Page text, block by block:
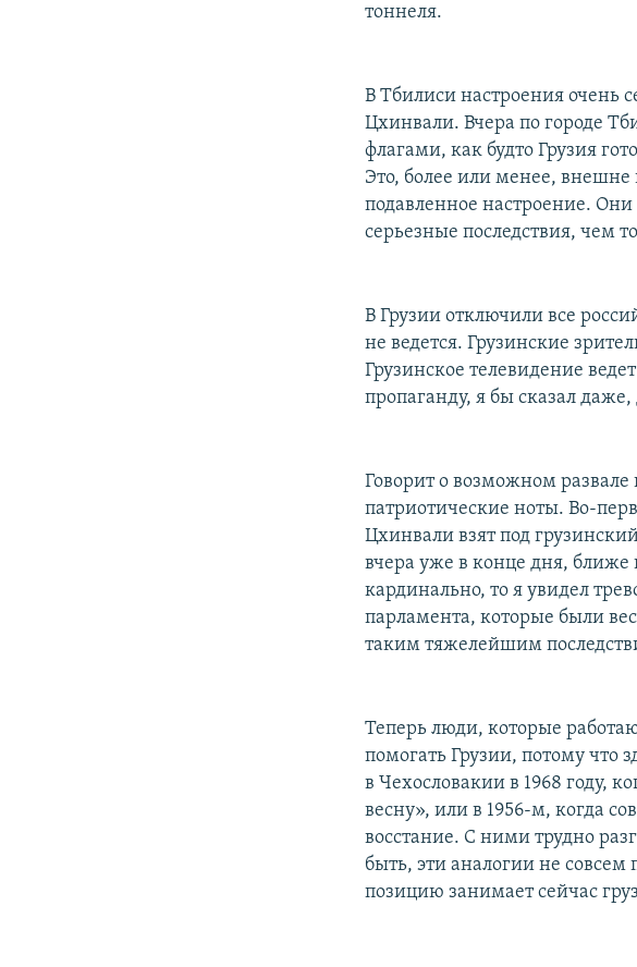
тоннеля.
В Тбилиси настроения очень
Цхинвали. Вчера по городе
флагами, как будто Грузия
Это, более или менее,
подавленное настроение. Они
серьезные последствия, чем
В Грузии отключили все
не ведется. Грузинские
Грузинское телевидение
пропаганду, я бы сказал
Говорит о возможном
патриотические ноты. Во-
Цхинвали взят под
вчера уже в конце дня, ближе
кардинально, то я увидел
парламента, которые были
таким тяжелейшим
Теперь люди, которые
помогать Грузии, потому что
в Чехословакии в 1968 году,
весну», или в 1956-м, когда
восстание. С ними трудно
быть, эти аналогии не
позицию занимает сейчас